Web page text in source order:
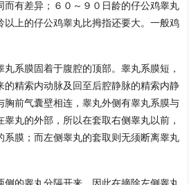
而有差异；６０～９０日龄的仔公鸡睾丸
以上的仔公鸡睾丸比拇指还要大。一般鸡
丸系膜固着于腹腔的顶部。睾丸系膜短，
的精索内动脉及回至后腔静脉的精索内静
胸前气囊壁相连，睾丸外侧有睾丸系膜与
丸的外部，所以在套取右侧睾丸以前，
系膜；而左侧睾丸的套取则无须断离睾丸